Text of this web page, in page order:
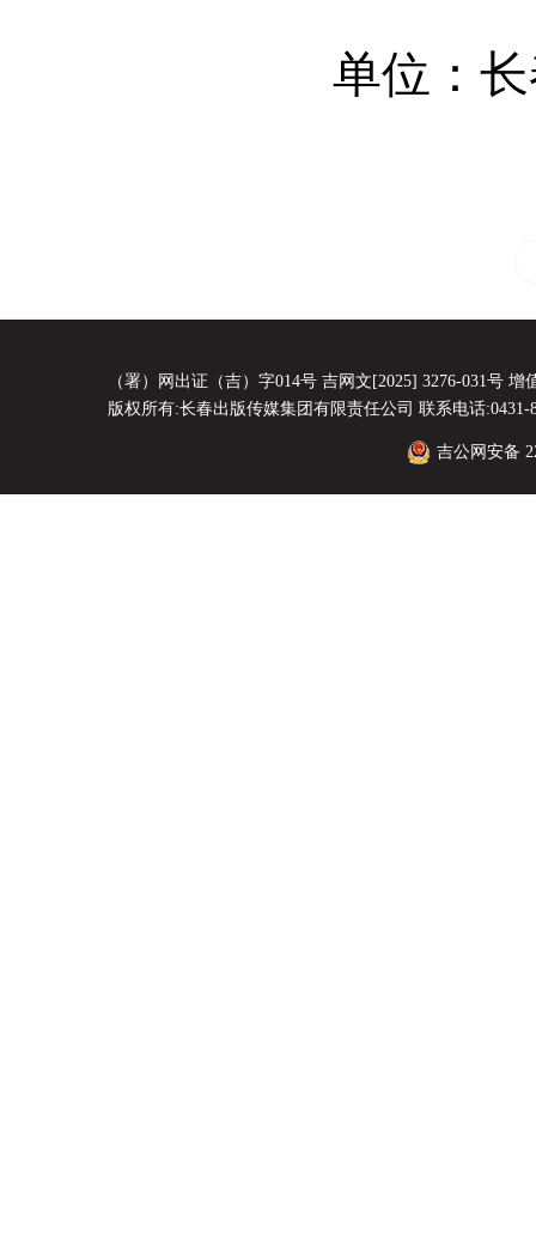
单位：
（署）网出证（吉）字014号 吉网文[2025] 3276-031号
版权所有:长春出版传媒集团有限责任公司 联系电话:0431-
吉公网安备